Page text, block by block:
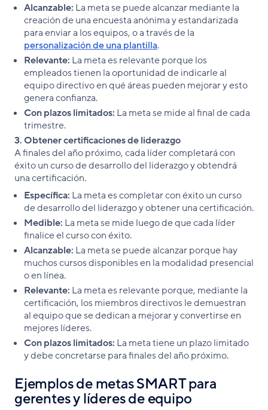
Alcanzable: La meta se puede alcanzar mediante la
creación de una encuesta anónima y estandarizada
para enviar a los equipos, o a través de la
personalización de una plantilla.
Relevante: La meta es relevante porque los
empleados tienen la oportunidad de indicarle al
equipo directivo en qué áreas pueden mejorar y esto
genera confianza.
Con plazos limitados: La meta se mide al final de cada
trimestre.
3. Obtener certificaciones de liderazgo
A finales del año próximo, cada líder completará con
éxito un curso de desarrollo del liderazgo y obtendrá
una certificación.
Específica: La meta es completar con éxito un curso
de desarrollo del liderazgo y obtener una certificación.
Medible: La meta se mide luego de que cada líder
finalice el curso con éxito.
Alcanzable: La meta se puede alcanzar porque hay
muchos cursos disponibles en la modalidad presencial
o en línea.
Relevante: La meta es relevante porque, mediante la
certificación, los miembros directivos le demuestran
al equipo que se dedican a mejorar y convertirse en
mejores líderes.
Con plazos limitados: La meta tiene un plazo limitado
y debe concretarse para finales del año próximo.
Ejemplos de metas SMART para
gerentes y líderes de equipo